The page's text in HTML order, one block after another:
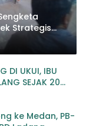
Strategis
DI UKUI, IBU
SEJAK 20
ke Medan, PB-